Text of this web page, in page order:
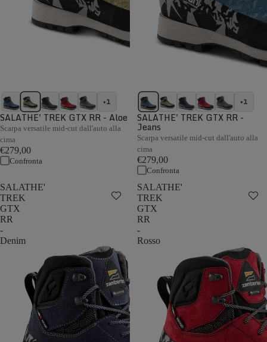
+1
SALATHE' TREK GTX RR - Aloe
Scarpa versatile mid-cut dall'auto alla
cima
€279,00
Confronta
+1
SALATHE' TREK GTX RR -
Jeans
Scarpa versatile mid-cut dall'auto alla
cima
€279,00
Confronta
SALATHE'
TREK
GTX
RR
-
Denim
SALATHE'
TREK
GTX
RR
-
Rosso